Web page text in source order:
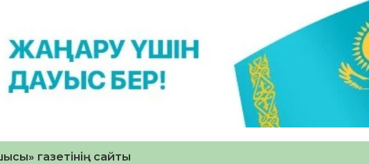
газетінің сайты